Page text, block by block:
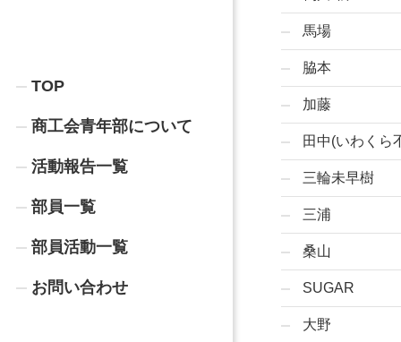
TOP
商工会青年部について
活動報告一覧
部員一覧
部員活動一覧
お問い合わせ
馬場
脇本
加藤
田中(いわくら
三輪未早樹
三浦
桑山
SUGAR
大野